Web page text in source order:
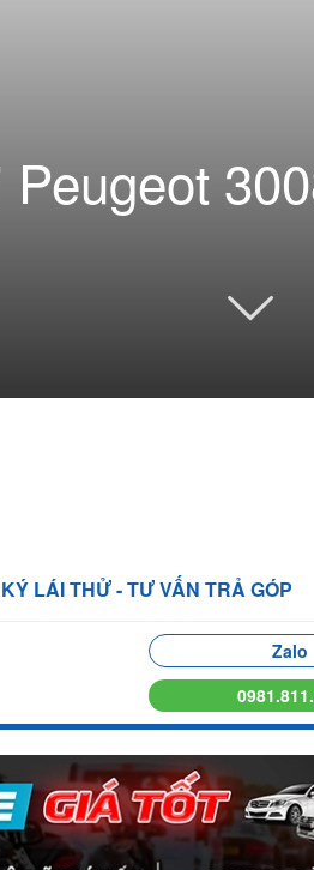
LÁI THỬ - TƯ VẤN TRẢ GÓP
Zalo